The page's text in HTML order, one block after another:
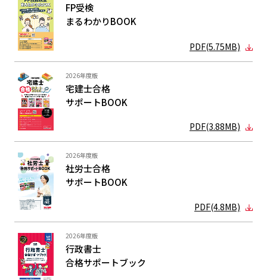
FP受検
まるわかりBOOK
PDF(5.75MB)
2026年度版
宅建士合格
サポートBOOK
PDF(3.88MB)
2026年度版
社労士合格
サポートBOOK
PDF(4.8MB)
2026年度版
行政書士
合格サポートブック